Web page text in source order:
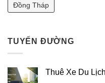
Đồng Tháp
TUYẾN ĐƯỜNG
Thuê Xe Du